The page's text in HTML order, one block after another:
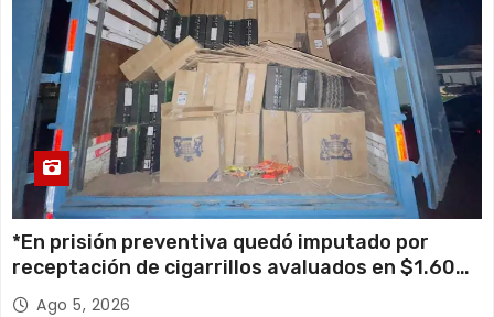
*En prisión preventiva quedó imputado por
receptación de cigarrillos avaluados en $1.600
millones*
Ago 5, 2026